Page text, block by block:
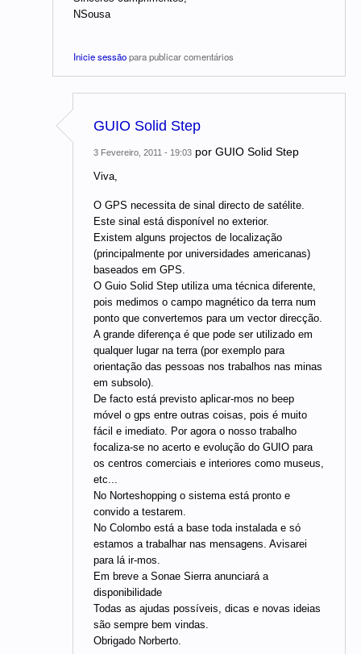
NSousa
Inicie sessãopara publicar comentários
GUIO Solid Step
3 Fevereiro, 2011 - 19:03 por GUIO Solid Step
Viva,
O GPS necessita de sinal directo de satélite.
Este sinal está disponível no exterior.
Existem alguns projectos de localização
(principalmente por universidades americanas)
baseados em GPS.
O Guio Solid Step utiliza uma técnica diferente,
pois medimos o campo magnético da terra num
ponto que convertemos para um vector direcção.
A grande diferença é que pode ser utilizado em
qualquer lugar na terra (por exemplo para
orientação das pessoas nos trabalhos nas minas
em subsolo).
De facto está previsto aplicar-mos no beep
móvel o gps entre outras coisas, pois é muito
fácil e imediato. Por agora o nosso trabalho
focaliza-se no acerto e evolução do GUIO para
os centros comerciais e interiores como museus,
etc...
No Norteshopping o sistema está pronto e
convido a testarem.
No Colombo está a base toda instalada e só
estamos a trabalhar nas mensagens. Avisarei
para lá ir-mos.
Em breve a Sonae Sierra anunciará a
disponibilidade
Todas as ajudas possíveis, dicas e novas ideias
são sempre bem vindas.
Obrigado Norberto.